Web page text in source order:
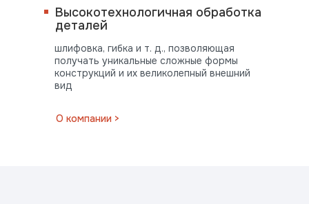
шлифовка, гибка и т. д., позволяющая
получать уникальные сложные формы
конструкций и их великолепный внешний
вид
О компании >
Высокотехнологичная обработка
деталей
ВО ВСЕ РЕГИОНЫ СТРАНЫ